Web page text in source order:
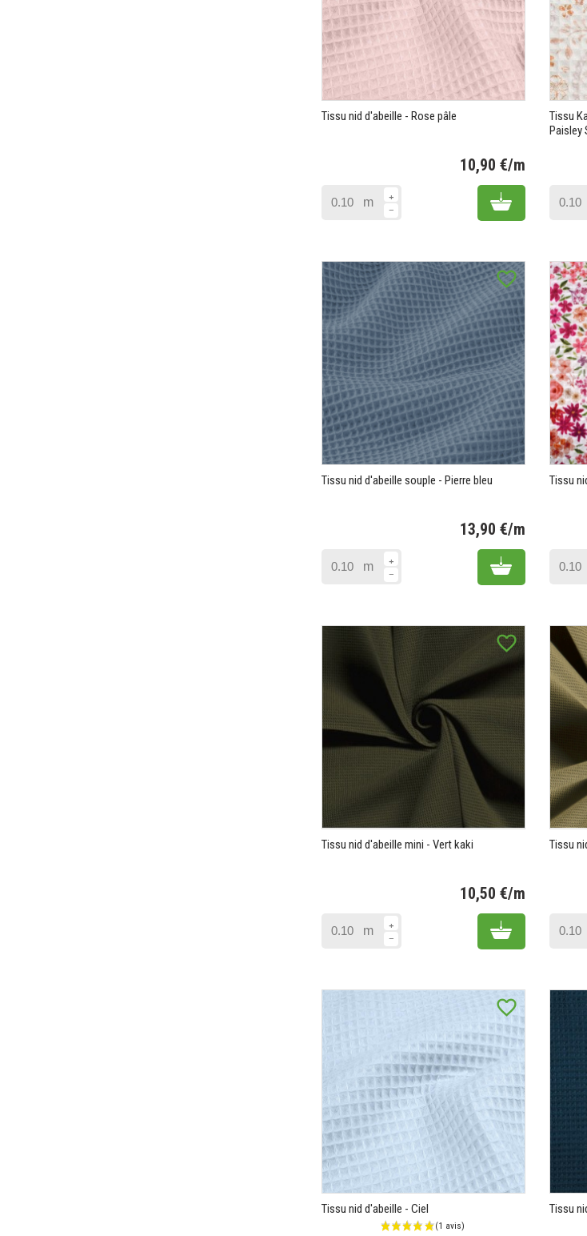
Tissu nid d'abeille - Rose pâle
10,90 €/m
m Add to cart
Tissu
Paisley
favorite_border
Tissu nid d'abeille souple - Pierre bleu
13,90 €/m
m Add to cart
Tissu
favorite_border
Tissu nid d'abeille mini - Vert kaki
10,50 €/m
m Add to cart
Tissu
favorite_border
Tissu nid d'abeille - Ciel Tissu